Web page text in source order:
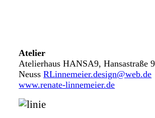
Atelier
Atelierhaus HANSA9, Hansastraße
NeussRLinnemeier.design@web.de
www.renate-linnemeier.de